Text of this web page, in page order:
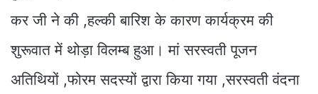
कर जी ने की ,हल्की बारिश के कारण कार्यक्रम की
शुरूवात में थोड़ा विलम्ब हुआ। मां सरस्वती पूजन
अतिथियों ,फोरम सदस्यों द्वारा किया गया ,सरस्वती वंदना